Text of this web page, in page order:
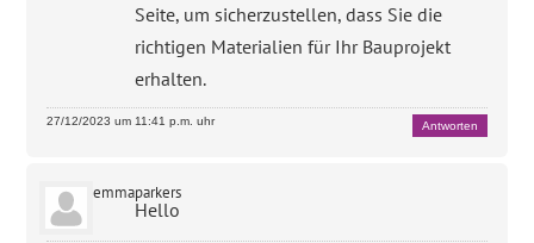
Seite, um sicherzustellen, dass Sie die
richtigen Materialien für Ihr Bauprojekt
erhalten.
27/12/2023 um 11:41 p.m. uhr Antworten
emmaparkers
Hello